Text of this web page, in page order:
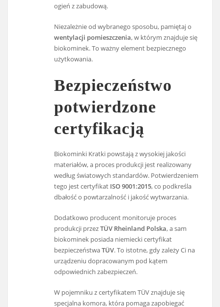
ogień z zabudową.
Niezależnie od wybranego sposobu, pamiętaj o
wentylacji pomieszczenia, w którym znajduje się
biokominek. To ważny element bezpiecznego
użytkowania.
Bezpieczeństwo
potwierdzone
certyfikacją
Biokominki Kratki powstają z wysokiej jakości
materiałów, a proces produkcji jest realizowany
według światowych standardów. Potwierdzeniem
tego jest certyfikat ISO 9001:2015, co podkreśla
dbałość o powtarzalność i jakość wytwarzania.
Dodatkowo producent monitoruje proces
produkcji przezTÜV Rheinland Polska, a sam
biokominek posiada niemiecki certyfikat
bezpieczeństwaTÜV. To istotne, gdy zależy Ci na
urządzeniu dopracowanym pod kątem
odpowiednich zabezpieczeń.
W pojemniku z certyfikatem TÜV znajduje się
specjalna komora, która pomaga zapobiegać